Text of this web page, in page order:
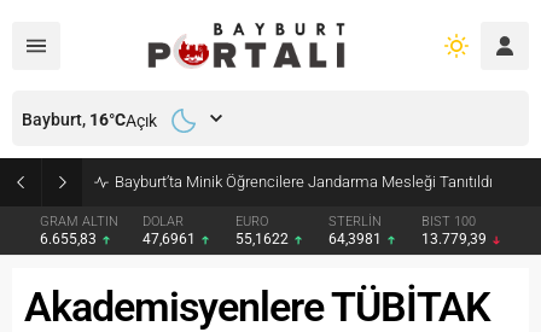
Bayburt’ta Minik Öğrencilere Jandarma Mesleği Tanıtıldı
GRAM ALTIN
6.655,83
DOLAR
47,6961
EURO
55,1622
STERLİN
64,3981
BIST 100
13.779,39
Bayburt, 16°CAçık
Akademisyenlere TÜBİTAK